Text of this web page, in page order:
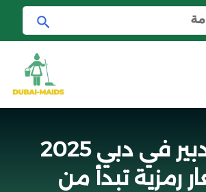
ب
ح
ث
مراكز تدبير في دبي 2025
رمزية تبدأ من